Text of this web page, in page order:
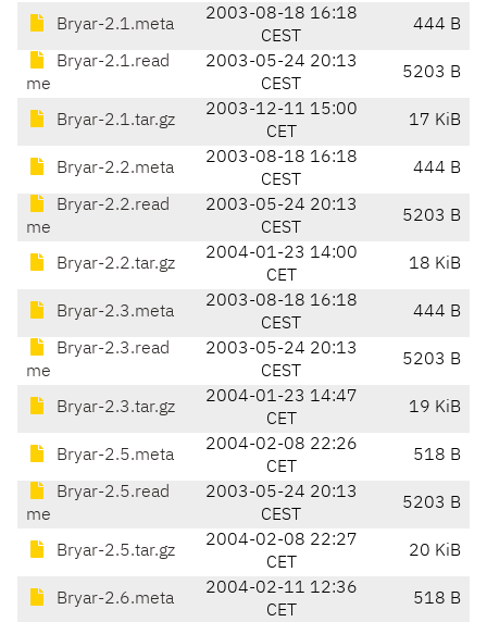
Bryar-2.1.meta
2003-08-18 16:18
CEST
444 B
Bryar-2.1.read
me
2003-05-24 20:13
CEST
5203 B
Bryar-2.1.tar.gz
2003-12-11 15:00
CET
17 KiB
Bryar-2.2.meta
2003-08-18 16:18
CEST
444 B
Bryar-2.2.read
me
2003-05-24 20:13
CEST
5203 B
Bryar-2.2.tar.gz
2004-01-23 14:00
CET
18 KiB
Bryar-2.3.meta
2003-08-18 16:18
CEST
444 B
Bryar-2.3.read
me
2003-05-24 20:13
CEST
5203 B
Bryar-2.3.tar.gz
2004-01-23 14:47
CET
19 KiB
Bryar-2.5.meta
2004-02-08 22:26
CET
518 B
Bryar-2.5.read
me
2003-05-24 20:13
CEST
5203 B
Bryar-2.5.tar.gz
2004-02-08 22:27
CET
20 KiB
Bryar-2.6.meta
2004-02-11 12:36
CET
518 B